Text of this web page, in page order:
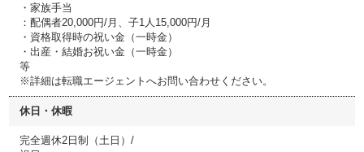
・家族手当
：配偶者20,000円/月、子1人15,000円/月
・資格取得時の祝い金（一時金）
・出産・結婚お祝い金（一時金）
等
※詳細は転職エージェントへお問い合わせください。
休日・休暇
完全週休2日制（土日）/